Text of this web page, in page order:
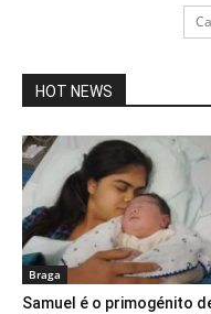
HOT NEWS
Braga
Samuel é o primogénito